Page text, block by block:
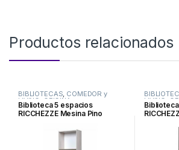
Productos relacionados
BIBLIOTECAS, COMEDOR y
LIVING OFICINA
Biblioteca 5 espacios
RICCHEZZE Mesina Pino
LIVING